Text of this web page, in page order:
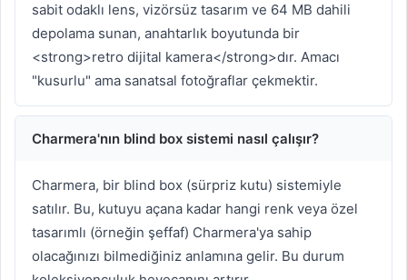
sabit odaklı lens, vizörsüz tasarım ve 64 MB dahili
depolama sunan, anahtarlık boyutunda bir
<strong>retro dijital kamera</strong>dır. Amacı
"kusurlu" ama sanatsal fotoğraflar çekmektir.
Charmera'nın blind box sistemi nasıl çalışır?
Charmera, bir blind box (sürpriz kutu) sistemiyle
satılır. Bu, kutuyu açana kadar hangi renk veya özel
tasarımlı (örneğin şeffaf) Charmera'ya sahip
olacağınızı bilmediğiniz anlamına gelir. Bu durum